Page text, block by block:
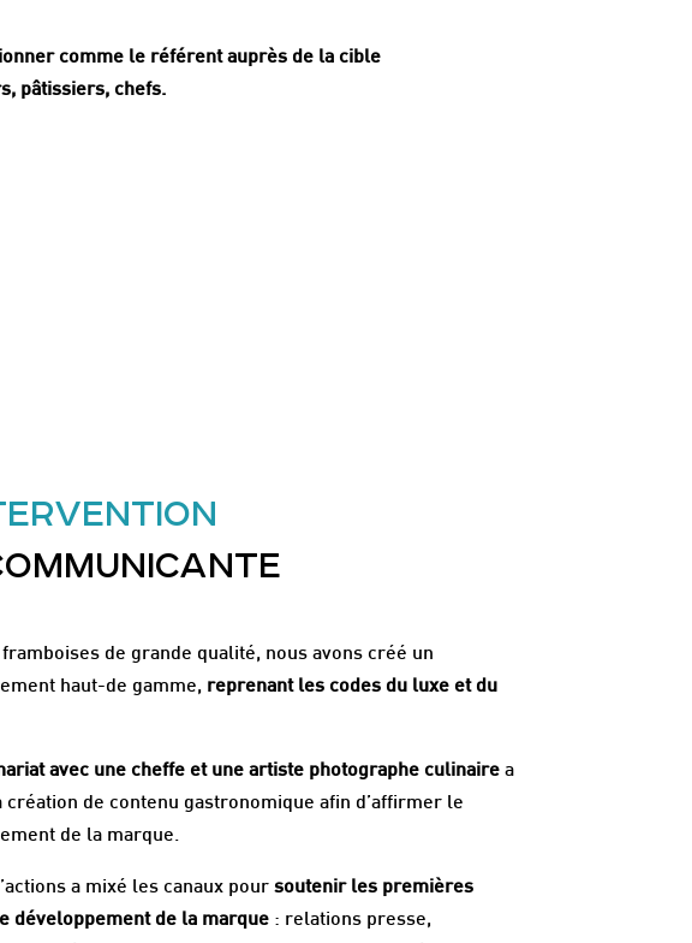
comme le référent auprès de la cible
pâtissiers, chefs.
de grande qualité, nous avons créé un
haut-de gamme, reprenant les codes du luxe et du
avec une cheffe et une artiste photographe culinairea
création de contenu gastronomique afin d’affirmer le
de la marque.
a mixé les canaux pour soutenir les premières
développement de la marque: relations presse,